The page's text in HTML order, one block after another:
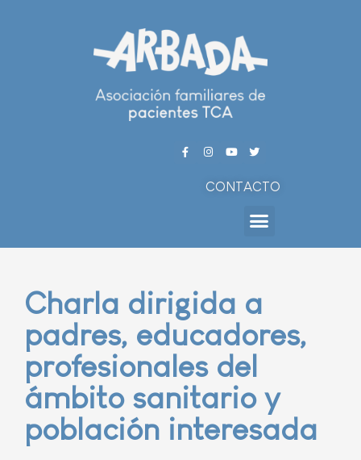
CONTACTO
Charla dirigida a
padres, educadores,
profesionales del
ámbito sanitario y
población interesada